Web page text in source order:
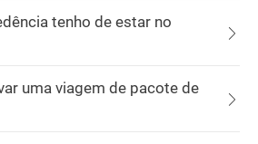
tenho de estar no
uma viagem de pacote de